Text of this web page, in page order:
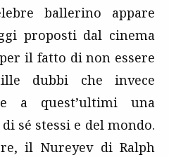
ballerino appare
proposti dal cinema
il fatto di non essere
dubbi che invece
a quest’ultimi una
sé stessi e del mondo.
il Nureyev di Ralph